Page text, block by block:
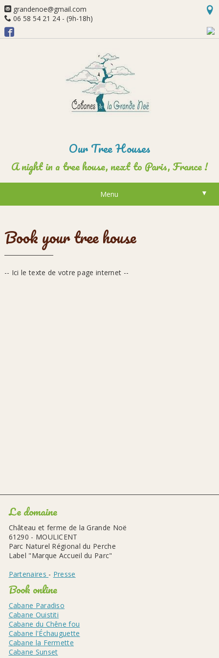
grandenoe@gmail.com
06 58 54 21 24 - (9h-18h)
Our Tree Houses
A night in a tree house, next to Paris, France !
Menu ▼
Book your tree house
-- Ici le texte de votre page internet --
Le domaine
Château et ferme de la Grande Noë
61290 - MOULICENT
Parc Naturel Régional du Perche
Label "Marque Accueil du Parc"
Partenaires - Presse
Book online
Cabane Paradiso
Cabane Ouistiti
Cabane du Chêne fou
Cabane l'Échauguette
Cabane la Fermette
Cabane Sunset